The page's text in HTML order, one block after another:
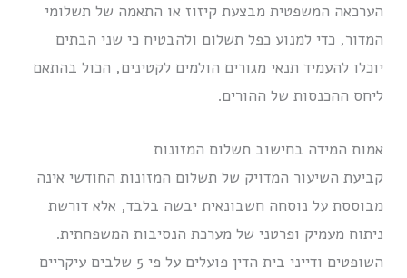
הערכאה המשפטית מבצעת קיזוז או התאמה של תשלומי
המדור, כדי למנוע כפל תשלום ולהבטיח כי שני הבתים
יוכלו להעמיד תנאי מגורים הולמים לקטינים, הכול בהתאם
ליחס ההכנסות של ההורים.
אמות המידה בחישוב תשלום המזונות
קביעת השיעור המדויק של תשלום המזונות החודשי אינה
מבוססת על נוסחה חשבונאית יבשה בלבד, אלא דורשת
ניתוח מעמיק ופרטני של מערכת הנסיבות המשפחתית.
השופטים ודייני בית הדין פועלים על פי 5 שלבים עיקריים